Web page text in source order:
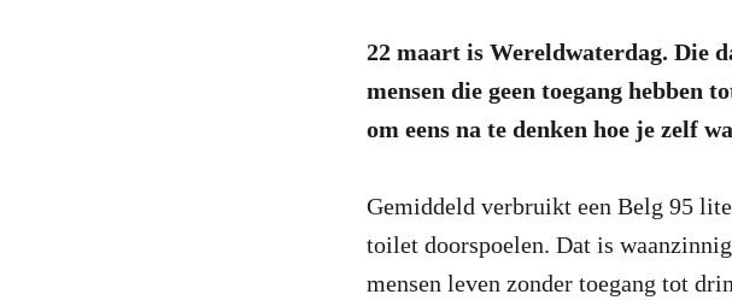
22 maart is Wereldwaterdag. Die
mensen die geen toegang hebben
om eens na te denken hoe je zelf
Gemiddeld verbruikt een Belg 95
toilet doorspoelen. Dat is
mensen leven zonder toegang tot